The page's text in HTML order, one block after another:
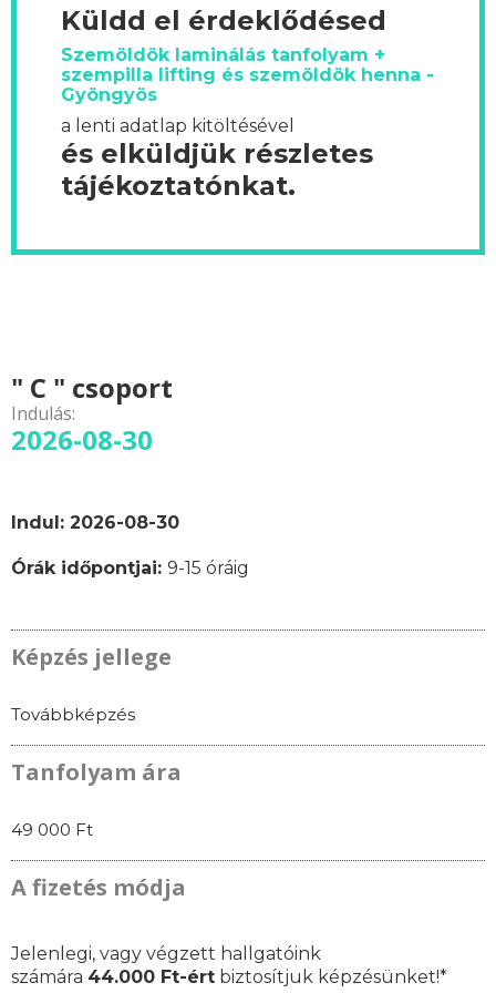
Küldd el érdeklődésed
Szemöldök laminálás tanfolyam +
szempilla lifting és szemöldök henna -
Gyöngyös
a lenti adatlap kitöltésével
és elküldjük részletes
tájékoztatónkat.
" C " csoport
Indulás:
2026-08-30
Indul: 2026-08-30
Órák időpontjai: 9-15 óráig
Képzés jellege
Továbbképzés
Tanfolyam ára
49 000 Ft
A fizetés módja
Jelenlegi, vagy végzett hallgatóink
számára 44.000 Ft-ért biztosítjuk képzésünket!*